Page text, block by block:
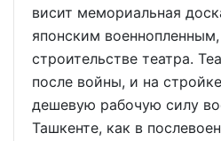
висит мемориальная
японским
строительстве театра.
после войны, и на
дешевую рабочую силу
Ташкенте, как в